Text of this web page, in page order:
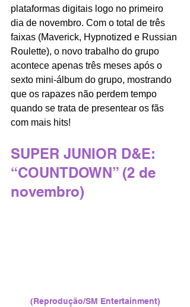
plataformas digitais logo no primeiro
dia de novembro. Com o total de três
faixas (Maverick, Hypnotized e Russian
Roulette), o novo trabalho do grupo
acontece apenas três meses após o
sexto mini-álbum do grupo, mostrando
que os rapazes não perdem tempo
quando se trata de presentear os fãs
com mais hits!
SUPER JUNIOR D&E:
“COUNTDOWN” (2 de
novembro)
(Reprodução/SM Entertainment)